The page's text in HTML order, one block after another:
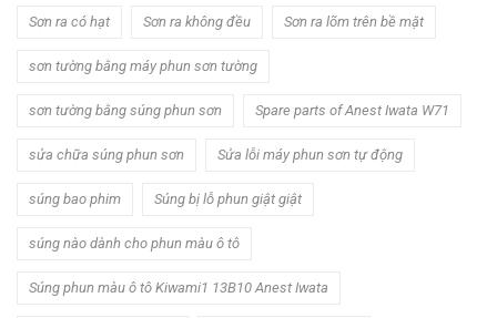
Sơn ra có hạt Sơn ra không đều Sơn ra lõm trên bề mặt
sơn tường bằng máy phun sơn tường
sơn tường bằng súng phun sơn Spare parts of Anest Iwata W71
sửa chữa súng phun sơn Sửa lỗi máy phun sơn tự động
súng bao phim Súng bị lỗ phun giật giật
súng nào dành cho phun màu ô tô
Súng phun màu ô tô Kiwami1 13B10 Anest Iwata